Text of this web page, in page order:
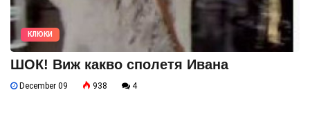
КЛЮКИ
ШОК! Виж какво сполетя Ивана
December 09 938 4